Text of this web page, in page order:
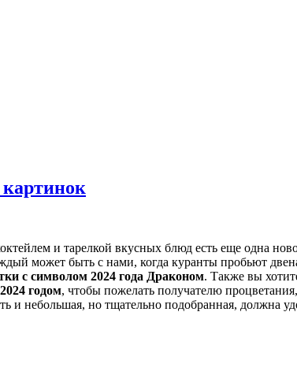
и тарелкой вкусных блюд есть еще одна
может быть с нами, когда куранты пробьют
с символом 2024 года Драконом. Также вы
годом, чтобы пожелать получателю
и небольшая, но тщательно подобранная, должна